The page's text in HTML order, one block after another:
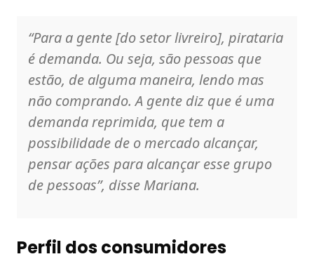
“Para a gente [do setor livreiro], pirataria
é demanda. Ou seja, são pessoas que
estão, de alguma maneira, lendo mas
não comprando. A gente diz que é uma
demanda reprimida, que tem a
possibilidade de o mercado alcançar,
pensar ações para alcançar esse grupo
de pessoas”, disse Mariana.
Perfil dos consumidores